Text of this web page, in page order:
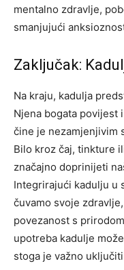
mentalno zdravlje,
smanjujući
Zaključak:
Na kraju, kadulja
Njena bogata povijest
čine je nezamjenjivim
Bilo kroz čaj, tinkture
značajno doprinijeti
Integrirajući kadulju u
čuvamo svoje
povezanost s
upotreba kadulje
stoga je važno